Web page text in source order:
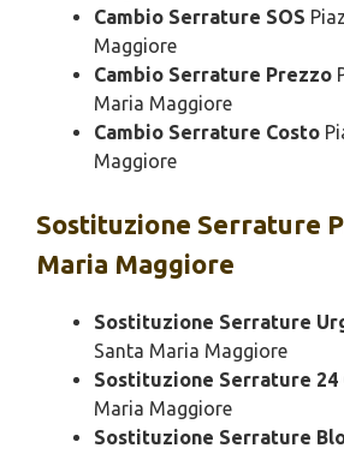
Cambio Serrature SOS
Maggiore
Cambio Serrature Prezzo
Maria Maggiore
Cambio Serrature Costo
Maggiore
Sostituzione Serrature
Maria Maggiore
Sostituzione Serrature
Santa Maria Maggiore
Sostituzione Serrature 24
Maria Maggiore
Sostituzione Serrature